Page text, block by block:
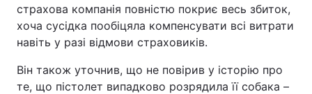
страхова компанія повністю покриє весь збиток,
хоча сусідка пообіцяла компенсувати всі витрати
навіть у разі відмови страховиків.
Він також уточнив, що не повірив у історію про
те, що пістолет випадково розрядила її собака –